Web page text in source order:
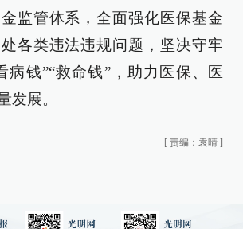
监管体系，全面强化医保基金
各类违法违规问题，坚决守牢
病钱”“救命钱”，助力医保、医
发展。
[ 责编：袁晴 ]